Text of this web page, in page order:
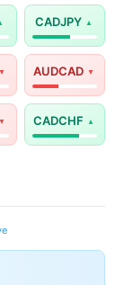
CADJPY
AUDCAD
CADCHF